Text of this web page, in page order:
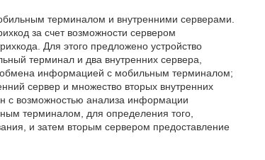
терминалом и внутренними серверами.
за счет возможности сервером
Для этого предложено устройство
терминал и два внутренних сервера,
информацией с мобильным терминалом;
сервер и множество вторых внутренних
с возможностью анализа информации
терминалом, для определения того,
и затем вторым сервером предоставление